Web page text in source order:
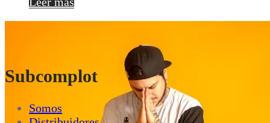
Subcomplot
Somos